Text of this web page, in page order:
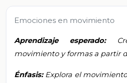
Emociones en movimiento
Aprendizaje esperado:
movimiento y formas a partir
Énfasis: Explora el